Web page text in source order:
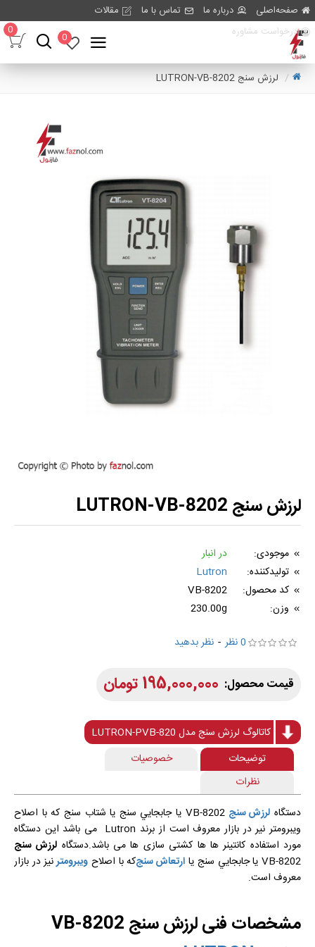
صفحه‌اصلی درباره ما تماس با ما
مقالات
درخواست مشاوره
0
0
لرزش سنج LUTRON-VB-8202
لرزش سنج LUTRON-VB-8202
موجودی:
در انبار
تولیدکننده:
Lutron
کد محصول:
VB-8202
وزن:
230.00g
0 نظر
- نظر بدهید
195,000,000 تومان
کاتالوگ لرزش سنج مدل LUTRON-PVB-820
توضیحات
خصوصیات
نظرات
دستگاه لرزش سنج
VB-8202 يا جابجايي سنج يا شتاب سنج كه با اصلاح
ويبرومتر نير در بازار معروف است از برند Lutron می باشد این دستگاه
مورد استفاده کانتینر ها ها کشتی سازی ها می باشد.دستگاه لرزش سنج
VB-8202 يا جابجايي سنج يا
ارتعاش سنجكه با اصلاح ويبرومترنيز در بازار
معروف است.
مشخصات فنی لرزش سنج VB-8202